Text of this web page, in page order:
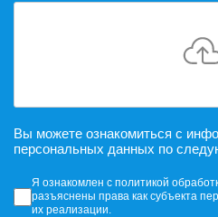
Вы можете ознакомиться с
персональных данных по
Согласие на
Я ознакомлен с политикой
разъяснены права как субъекта
их реализации.